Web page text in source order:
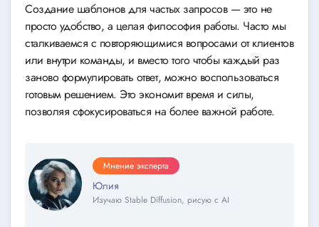
Создание шаблонов для частых запросов — это не
просто удобство, а целая философия работы. Часто мы
сталкиваемся с повторяющимися вопросами от клиентов
или внутри команды, и вместо того чтобы каждый раз
заново формулировать ответ, можно воспользоваться
готовым решением. Это экономит время и силы,
позволяя сфокусироваться на более важной работе.
Мнение эксперта
Юлия
Изучаю Stable Diffusion, рисую с AI